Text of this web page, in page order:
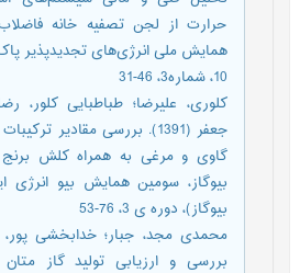
حرارت از لجن تصفیه خانه
همایش ملی انرژی‌های تجدیدپذیر پاک
10، شماره3، 46-31
کلوری، علیرضا؛ طباطبایی کلور،
جعفر (1391). بررسی مقادیر
گاوی و مرغی به همراه کلش برنج
بیوگاز، سومین همایش بیو انرژی
بیوگاز)، دوره ی 3، 76-53
بررسی و ارزیابی تولید گاز